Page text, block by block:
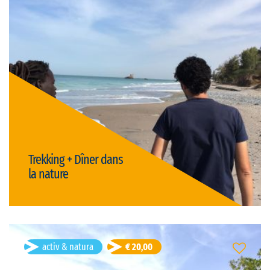
Trekking + Dîner dans
la nature
Durată: 4h
Preț: € 20,00/persoană
gastronomie
activ & natura
activ & natura € 20,00 Trekking + Pirogue